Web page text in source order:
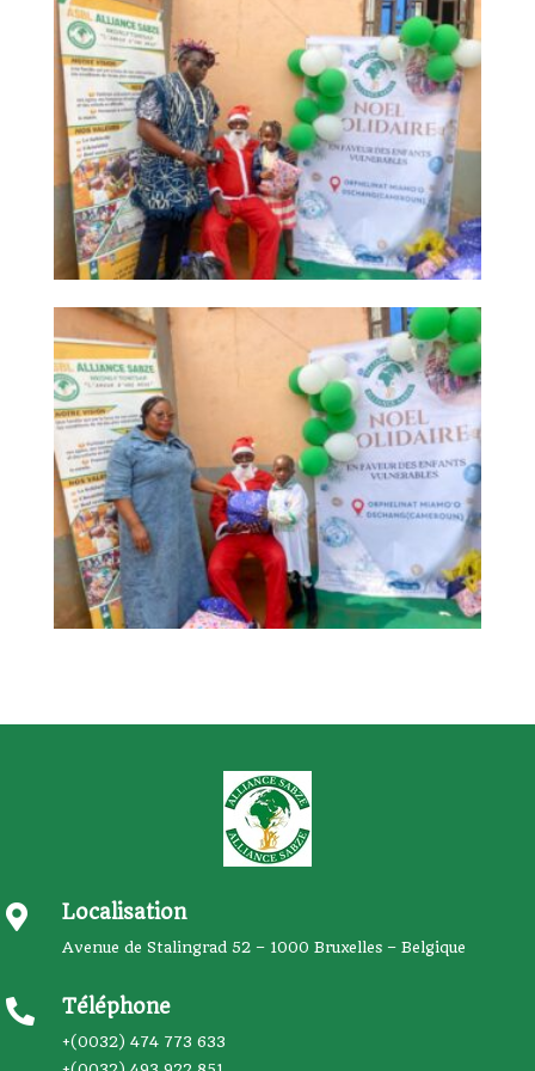
 Localisation
Avenue de Stalingrad 52 – 1000 Bruxelles – Belgique
 Téléphone
+(0032) 474 773 633